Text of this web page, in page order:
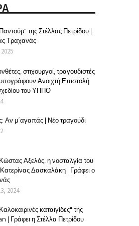
της Στέλλας Πετρίδου |
Τραχανάς
στιχουργοί, τραγουδιστές
υπογράφουν Ανοιχτή Επιστολή
του ΥΠΠΟ
Αν μ΄αγαπάς | Νέο τραγούδι
Αξελός, η νοσταλγία του
Δασκαλάκη | Γράφει ο
2024
καταιγίδες" της
Γράφει η Στέλλα Πετρίδου